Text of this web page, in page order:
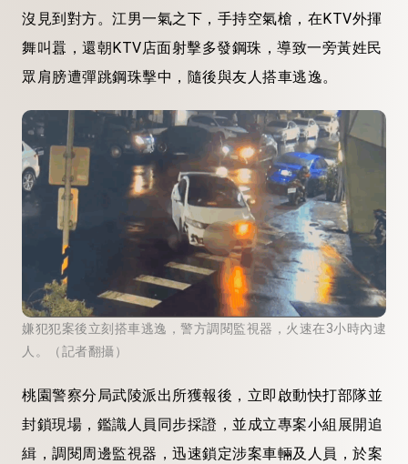
沒見到對方。江男一氣之下，手持空氣槍，在KTV外揮
舞叫囂，還朝KTV店面射擊多發鋼珠，導致一旁黃姓民
眾肩膀遭彈跳鋼珠擊中，隨後與友人搭車逃逸。
嫌犯犯案後立刻搭車逃逸，警方調閱監視器，火速在3小時內逮
人。（記者翻攝）
桃園警察分局武陵派出所獲報後，立即啟動快打部隊並
封鎖現場，鑑識人員同步採證，並成立專案小組展開追
緝，調閱周邊監視器，迅速鎖定涉案車輛及人員，於案